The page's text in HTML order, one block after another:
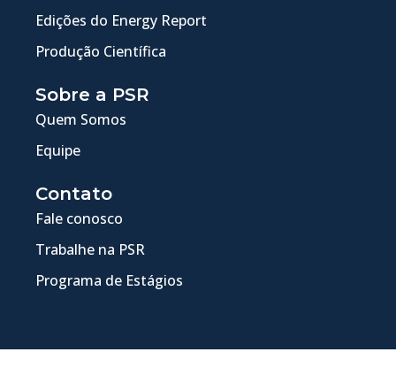
Edições do Energy Report
Produção Científica
Sobre a PSR
Quem Somos
Equipe
Contato
Fale conosco
Trabalhe na PSR
Programa de Estágios